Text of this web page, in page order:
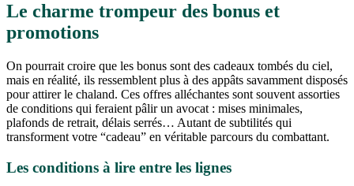
Le charme trompeur des bonus et
promotions
On pourrait croire que les bonus sont des cadeaux tombés du ciel,
mais en réalité, ils ressemblent plus à des appâts savamment disposés
pour attirer le chaland. Ces offres alléchantes sont souvent assorties
de conditions qui feraient pâlir un avocat : mises minimales,
plafonds de retrait, délais serrés… Autant de subtilités qui
transforment votre “cadeau” en véritable parcours du combattant.
Les conditions à lire entre les lignes